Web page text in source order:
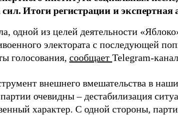
Итоги регистрации и экспертная
одной из целей деятельности
электората с последующей
голосования, сообщает Telegram-
внешнего вмешательства в
очевидны – дестабилизация
характер. С одной стороны,